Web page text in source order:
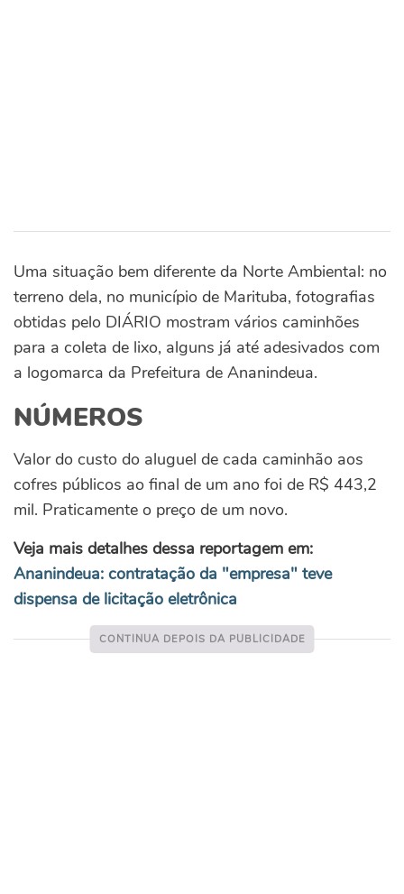
Uma situação bem diferente da Norte Ambiental: no
terreno dela, no município de Marituba, fotografias
obtidas pelo DIÁRIO mostram vários caminhões
para a coleta de lixo, alguns já até adesivados com
a logomarca da Prefeitura de Ananindeua.
NÚMEROS
Valor do custo do aluguel de cada caminhão aos
cofres públicos ao final de um ano foi de R$ 443,2
mil. Praticamente o preço de um novo.
Veja mais detalhes dessa reportagem em:
Ananindeua: contratação da "empresa" teve
dispensa de licitação eletrônica